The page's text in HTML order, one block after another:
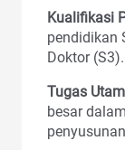
Kualifikasi
pendidikan
Doktor (S3).
Tugas
besar